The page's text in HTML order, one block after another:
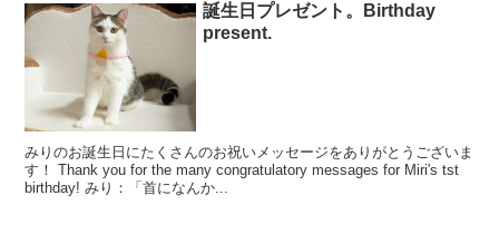
誕生日プレゼント。Birthday
present.
みりのお誕生日にたくさんのお祝いメッセージをありがとうございま
す！ Thank you for the many congratulatory messages for Miri's tst
birthday! みり：「首になんか...